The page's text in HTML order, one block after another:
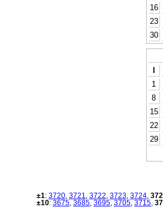
16
23
30
l
1
8
15
22
29
±1: 3720 3721 3722 3723 3724
±10: 3675 3685 3695 3705 3715